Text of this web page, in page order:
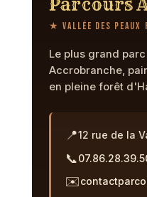
Parcours
★ Vallée des Peaux
Le plus grand
Accrobranche,
en pleine forêt
📍12 rue de la
📞
✉️